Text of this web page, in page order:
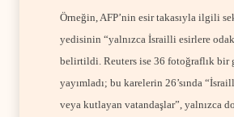
Örneğin, AFP’nin esir takasıyla ilgili
yedisinin “yalnızca İsrailli esirlere
belirtildi. Reuters ise 36 fotoğraflık bir
yayımladı; bu karelerin 26’sında
veya kutlayan vatandaşlar”, yalnızca